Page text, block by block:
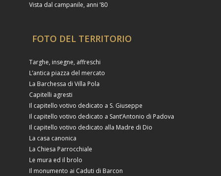
Vista dal campanile, anni ’80
FOTO DEL TERRITORIO
Targhe, insegne, affreschi
L’antica piazza del mercato
La Barchessa di Villa Pola
Capitelli agresti
Il capitello votivo dedicato a S. Giuseppe
Il capitello votivo dedicato a Sant’Antonio di Padova
Il capitello votivo dedicato alla Madre di Dio
La casa canonica
La Chiesa Parrocchiale
Le mura ed il brolo
Il monumento ai Caduti di Barcon